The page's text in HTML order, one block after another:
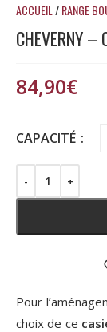
ACCUEIL/RANGE
CHEVERNY
84,90€
CAPACITÉ
Pour
choix de ce